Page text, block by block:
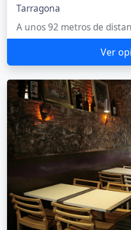
Tarragona
A unos 92 metros de
Ver